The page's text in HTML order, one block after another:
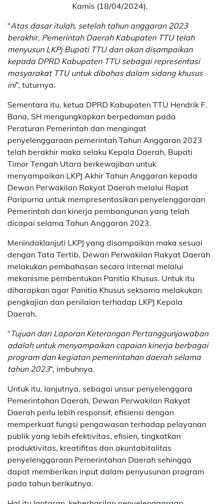
Kamis (18/04/2024).
“Atas dasar itulah, setelah tahun anggaran 2023
berakhir, Pemerintah Daerah Kabupaten TTU telah
menyusun LKPj Bupati TTU dan akan disampaikan
kepada DPRD Kabupaten TTU sebagai representasi
masyarakat TTU untuk dibahas dalam sidang khusus
ini“, tuturnya.
Sementara itu, ketua DPRD Kabupaten TTU Hendrik F.
Bana, SH mengungkapkan berpedoman pada
Peraturan Pemerintah dan mengingat
penyelenggaraan pemerintah Tahun Anggaran 2023
telah berakhir maka selaku Kepala Daerah, Bupati
Timor Tengah Utara berkewajiban untuk
menyampaikan LKPJ Akhir Tahun Anggaran kepada
Dewan Perwakilan Rakyat Daerah melalui Rapat
Paripurna untuk mempresentasikan penyelenggaraan
Pemerintah dan kinerja pembangunan yang telah
dicapai selama Tahun Anggaran 2023.
Menindaklanjuti LKPJ yang disampaikan maka sesuai
dengan Tata Tertib, Dewan Perwakilan Rakyat Daerah
melakukan pembahasan secara internal melalui
mekanisme pembentukan Panitia Khusus. Untuk itu
diharapkan agar Panitia Khusus seksama melakukan
pengkajian dan penilaian terhadap LKPJ Kepala
Daerah.
“Tujuan dari Laporan Keterangan Pertanggunjawaban
adalah untuk menyampaikan capaian kinerja berbagai
program dan kegiatan pemerintahan daerah selama
tahun 2023“, imbuhnya.
Untuk itu, lanjutnya, sebagai unsur penyelenggara
Pemerintahan Daerah, Dewan Perwakilan Rakyat
Daerah perlu lebih responsif, efisiensi dengan
memperkuat fungsi pengawasan terhadap pelayanan
publik yang lebih efektivitas, efisien, tingkatkan
produktivitas, kreatifitas dan akuntabitalitas
penyelenggaraan Pemerintahan Daerah sehingga
dapat memberikan input dalam penyusunan program
pada tahun berikutnya.